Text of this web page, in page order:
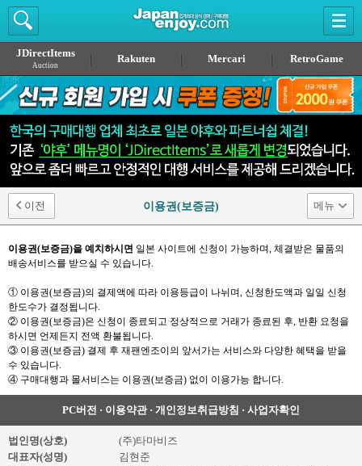
JDirectItems
Auction
Rakuten Mercari RetroGame
이용권(보증금)
이전 메뉴
이용권(보증금)을 예치하시면 일본 사이트에 신청이 가능하며, 체결받은 물품의
배송서비스를 받으실 수 있습니다.
① 이용권(보증금)의 결제액에 따라 이용등급이 나뉘며, 신청한도액과 일일 신청
한도수가 결정됩니다.
② 이용권(보증금)은 신청이 종료되고 정상적으로 거래가 종료된 후, 반환 요청을
하시면 언제든지 전액 환불됩니다.
③ 이용권(보증금) 결제 후 재팬엔조이의 앞서가는 서비스와 다양한 혜택을 받을
수 있습니다.
④ 구매대행과 몰서비스는 이용권(보증금) 없이 이용가능 합니다.
PC버전 · 이용약관· 개인정보취급방침 · 사업자확인
법인명(상호)
(주)타마비즈
대표자(성명)
김현준